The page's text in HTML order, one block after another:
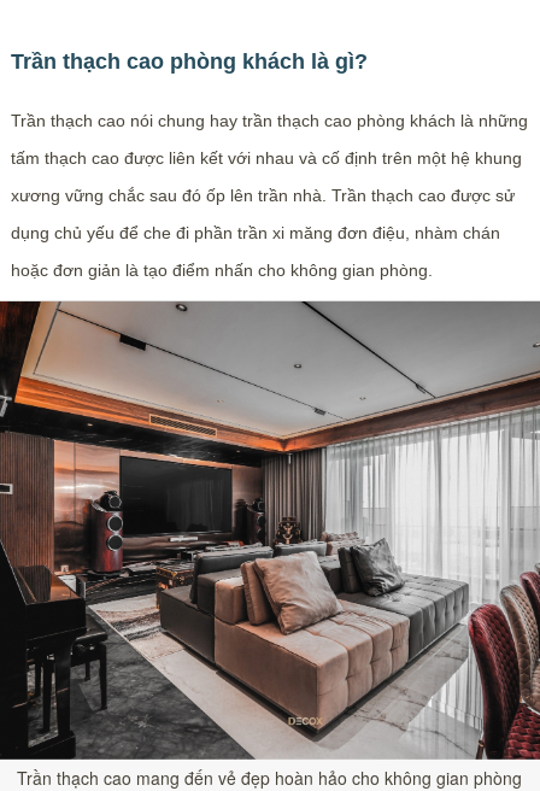
Trần thạch cao phòng khách là gì?
Trần thạch cao nói chung hay trần thạch cao phòng khách là những
tấm thạch cao được liên kết với nhau và cố định trên một hệ khung
xương vững chắc sau đó ốp lên trần nhà. Trần thạch cao được sử
dụng chủ yếu để che đi phần trần xi măng đơn điệu, nhàm chán
hoặc đơn giản là tạo điểm nhấn cho không gian phòng.
Trần thạch cao mang đến vẻ đẹp hoàn hảo cho không gian phòng